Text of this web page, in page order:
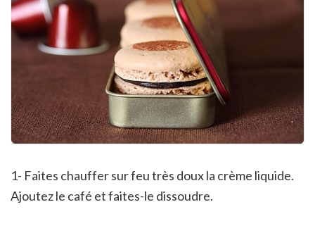
1- Faites chauffer sur feu très doux la crème liquide.
Ajoutez le café et faites-le dissoudre.